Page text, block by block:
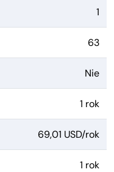
1
63
Nie
1 rok
69,01 USD/rok
1 rok